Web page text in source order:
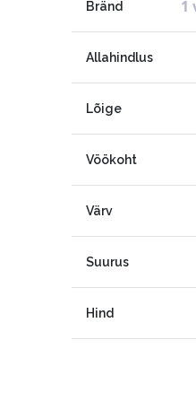
Bränd 1
Allahindlus
Lõige
Vöökoht
Värv
Suurus
Hind